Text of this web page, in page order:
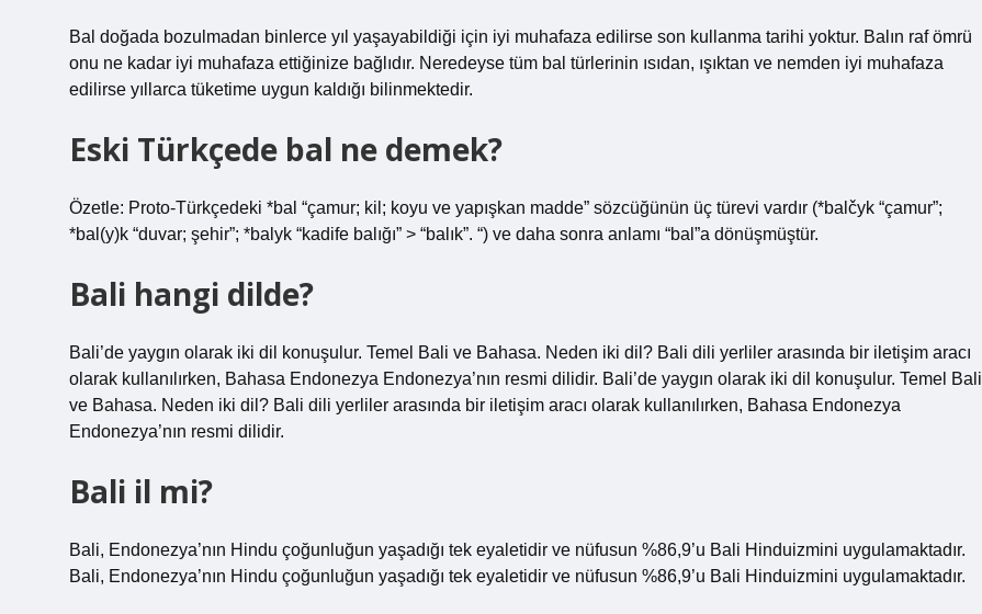
Bal doğada bozulmadan binlerce yıl yaşayabildiği için iyi muhafaza edilirse son kullanma tarihi yoktur. Balın raf ömrü
onu ne kadar iyi muhafaza ettiğinize bağlıdır. Neredeyse tüm bal türlerinin ısıdan, ışıktan ve nemden iyi muhafaza
edilirse yıllarca tüketime uygun kaldığı bilinmektedir.
Eski Türkçede bal ne demek?
Özetle: Proto-Türkçedeki *bal “çamur; kil; koyu ve yapışkan madde” sözcüğünün üç türevi vardır (*balčyk “çamur”;
*bal(y)k “duvar; şehir”; *balyk “kadife balığı” > “balık”. “) ve daha sonra anlamı “bal”a dönüşmüştür.
Bali hangi dilde?
Bali’de yaygın olarak iki dil konuşulur. Temel Bali ve Bahasa. Neden iki dil? Bali dili yerliler arasında bir iletişim aracı
olarak kullanılırken, Bahasa Endonezya Endonezya’nın resmi dilidir. Bali’de yaygın olarak iki dil konuşulur. Temel Bali
ve Bahasa. Neden iki dil? Bali dili yerliler arasında bir iletişim aracı olarak kullanılırken, Bahasa Endonezya
Endonezya’nın resmi dilidir.
Bali il mi?
Bali, Endonezya’nın Hindu çoğunluğun yaşadığı tek eyaletidir ve nüfusun %86,9’u Bali Hinduizmini uygulamaktadır.
Bali, Endonezya’nın Hindu çoğunluğun yaşadığı tek eyaletidir ve nüfusun %86,9’u Bali Hinduizmini uygulamaktadır.